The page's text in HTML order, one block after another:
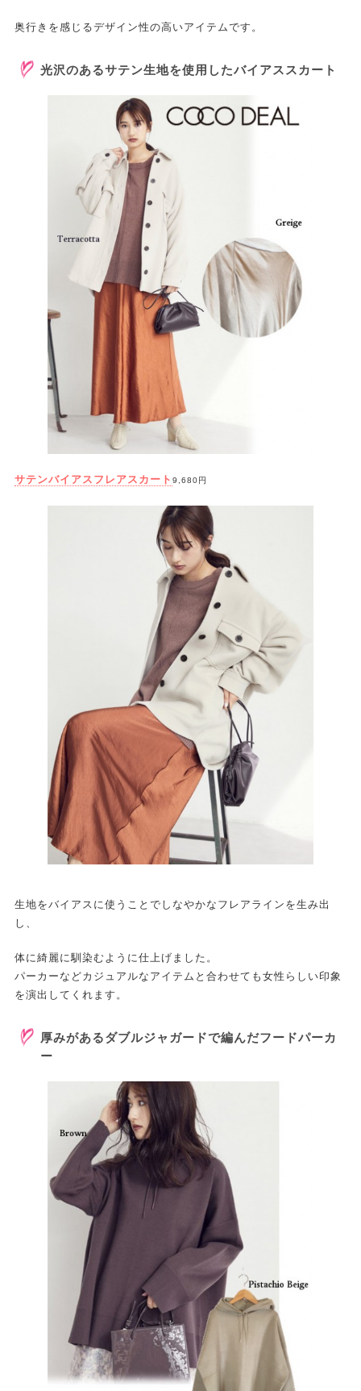
奥行きを感じるデザイン性の高いアイテムです。
光沢のあるサテン生地を使用したバイアススカート
サテンバイアスフレアスカート 9,680円
生地をバイアスに使うことでしなやかなフレアラインを生み出
し、
体に綺麗に馴染むように仕上げました。
パーカーなどカジュアルなアイテムと合わせても女性らしい印象
を演出してくれます。
厚みがあるダブルジャガードで編んだフードパーカ
ー